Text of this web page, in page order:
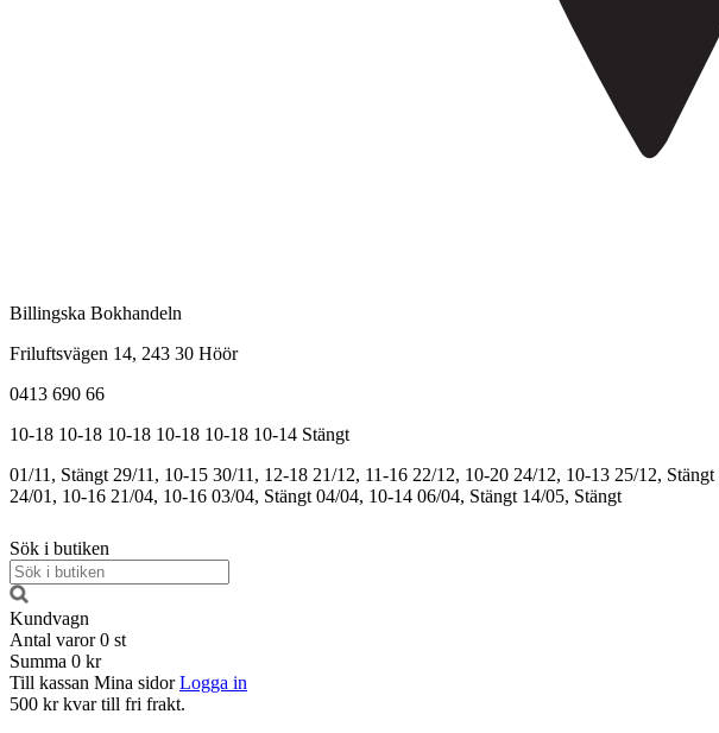
Billingska Bokhandeln
Friluftsvägen 14, 243 30 Höör
0413 690 66
10-18 10-18 10-18 10-18 10-18 10-14 Stängt
01/11, Stängt 29/11, 10-15 30/11, 12-18 21/12, 11-16 22/12, 10-20 24/12, 10-13 25/12, Stängt
24/01, 10-16 21/04, 10-16 03/04, Stängt 04/04, 10-14 06/04, Stängt 14/05, Stängt
Sök i butiken
Kundvagn
Antal varor 0 st
Summa 0 kr
Till kassan Mina sidor Logga in
500 kr kvar till fri frakt.